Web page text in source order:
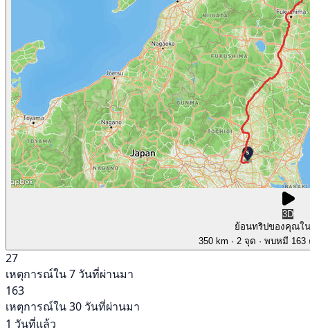
3D
ย้อนทริปของคุณใ
350 km · 2 จุด · พบหมี
27
เหตุการณ์ใน 7 วันที่ผ่านมา
163
เหตุการณ์ใน 30 วันที่ผ่านมา
1 วันที่แล้ว